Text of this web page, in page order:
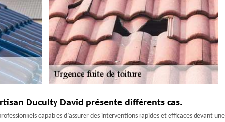
Duculty David présente différents cas.
capables d’assurer des interventions rapides et efficaces devant une